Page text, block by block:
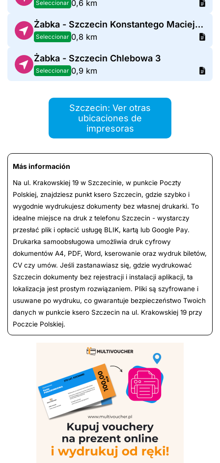
Seleccionar 0,6 km
Żabka - Szczecin Konstantego Maciejewicza 17
Seleccionar 0,8 km
Żabka - Szczecin Chlebowa 3
Seleccionar 0,9 km
Szczecin: Ver otras
ubicaciones de
impresoras
Más información
Na ul. Krakowskiej 19 w Szczecinie, w punkcie Poczty
Polskiej, znajdziesz punkt ksero Szczecin, gdzie szybko i
wygodnie wydrukujesz dokumenty bez własnej drukarki. To
idealne miejsce na druk z telefonu Szczecin - wystarczy
przesłać plik i opłacić usługę BLIK, kartą lub Google Pay.
Drukarka samoobsługowa umożliwia druk cyfrowy
dokumentów A4, PDF, Word, kserowanie oraz wydruk biletów,
CV czy umów. Jeśli zastanawiasz się, gdzie wydrukować
Szczecin dokumenty bez rejestracji i instalacji aplikacji, ta
lokalizacja jest prostym rozwiązaniem. Pliki są szyfrowane i
usuwane po wydruku, co gwarantuje bezpieczeństwo Twoich
danych w punkcie ksero Szczecin na ul. Krakowskiej 19 przy
Poczcie Polskiej.